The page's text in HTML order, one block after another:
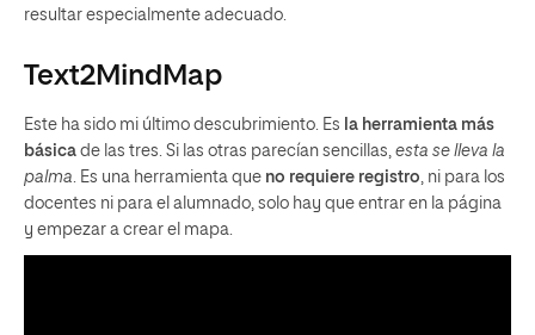
resultar especialmente adecuado.
Text2MindMap
Este ha sido mi último descubrimiento. Es la herramienta más
básica de las tres. Si las otras parecían sencillas, esta se lleva la
palma. Es una herramienta que no requiere registro, ni para los
docentes ni para el alumnado, solo hay que entrar en la página
y empezar a crear el mapa.